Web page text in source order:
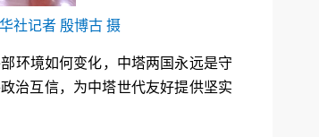
社记者 殷博古 摄
环境如何变化，中塔两国永远是守
治互信，为中塔世代友好提供坚实